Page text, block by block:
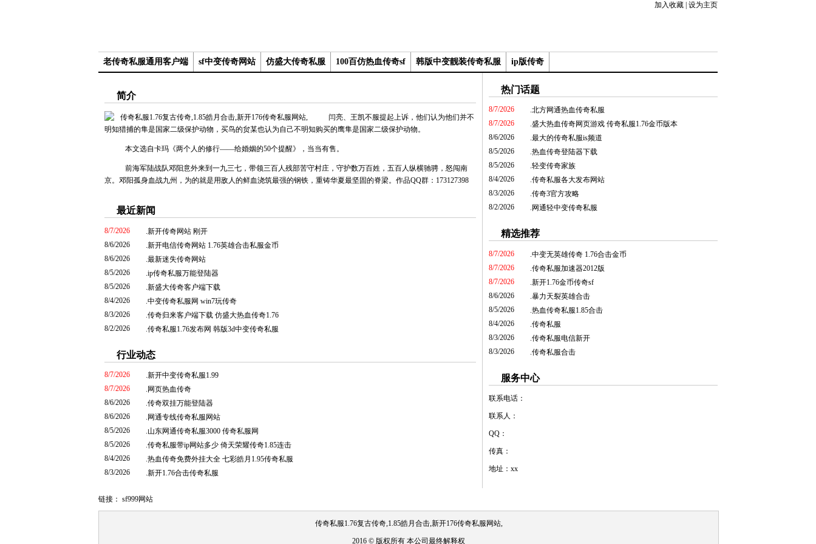
加入收藏 设为主页
老传奇私服通用客户端 sf中变传奇网站 仿盛大传奇私服 100百仿热血传奇sf 韩版中变靓装传奇私服 ip版传奇
简介
闫亮、王凯不服提起上诉，他们认为他们并不
明知猎捕的隼是国家二级保护动物，买鸟的贠某也认为自己不明知购买的鹰隼是国家二级保护动物。
本文选自卡玛《两个人的修行——给婚姻的50个提醒》，当当有售。
前海军陆战队邓阳意外来到一九三七，带领三百人残部苦守村庄，守护数万百姓，五百人纵横驰骋，怒闯南
京。邓阳孤身血战九州，为的就是用敌人的鲜血浇筑最强的钢铁，重铸华夏最坚固的脊梁。作品QQ群：173127398
最近新闻
新开传奇网站 刚开
8/7/2026
新开电信传奇网站 1.76英雄合击私服金币
8/6/2026
最新迷失传奇网站
8/6/2026
ip传奇私服万能登陆器
8/5/2026
新盛大传奇客户端下载
8/5/2026
中变传奇私服网 win7玩传奇
8/4/2026
传奇归来客户端下载 仿盛大热血传奇1.76
8/3/2026
传奇私服1.76发布网 韩版3d中变传奇私服
8/2/2026
行业动态
新开中变传奇私服1.99
8/7/2026
网页热血传奇
8/7/2026
传奇双挂万能登陆器
8/6/2026
网通专线传奇私服网站
8/6/2026
山东网通传奇私服3000 传奇私服网
8/5/2026
传奇私服带ip网站多少 倚天荣耀传奇1.85连击
8/5/2026
热血传奇免费外挂大全 七彩皓月1.95传奇私服
8/4/2026
新开1.76合击传奇私服
8/3/2026
热门话题
.北方网通热血传奇私服
8/7/2026
.盛大热血传奇网页游戏 传奇私服1.76金币版本
8/7/2026
.最大的传奇私服is频道
8/6/2026
.热血传奇登陆器下载
8/5/2026
.轻变传奇家族
8/5/2026
.传奇私服各大发布网站
8/4/2026
.传奇3官方攻略
8/3/2026
. 网通轻中变传奇私服
8/2/2026
精选推荐
中变无英雄传奇 1.76合击金币
8/7/2026
传奇私服加速器2012版
8/7/2026
新开1.76金币传奇sf
8/7/2026
暴力天裂英雄合击
8/6/2026
热血传奇私服1.85合击
8/5/2026
传奇私服
8/4/2026
传奇私服电信新开
8/3/2026
传奇私服合击
8/3/2026
服务中心
联系电话：
联系人：
QQ：
传真：
地址：xx
链接： sf999网站
传奇私服1.76复古传奇,1.85皓月合击,新开176传奇私服网站,
2016 © 版权所有 本公司最终解释权